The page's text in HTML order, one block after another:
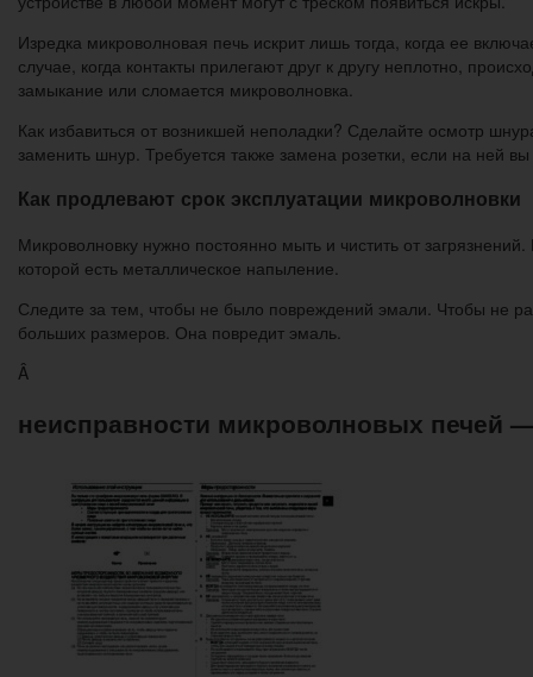
Изредка микроволновая печь искрит лишь тогда, когда ее
случае, когда контакты прилегают друг к другу неплотно,
замыкание или сломается микроволновка.
Как избавиться от возникшей неполадки? Сделайте осмотр
заменить шнур. Требуется также замена розетки, если на ней
Как продлевают срок эксплуатации микроволновки
Микроволновку нужно постоянно мыть и чистить от
которой есть металлическое напыление.
Следите за тем, чтобы не было повреждений эмали. Чтобы не
больших размеров. Она повредит эмаль.
Â
неисправности микроволновых печей